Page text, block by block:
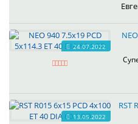
24.07.2022
13.05.2022
RST